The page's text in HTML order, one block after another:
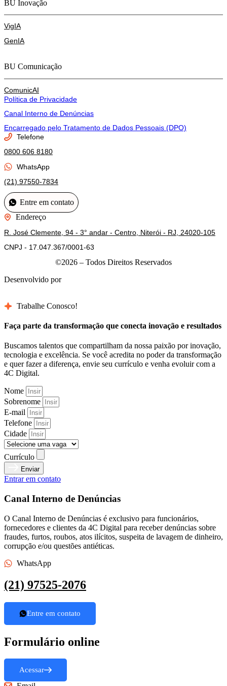
BU Inovação
VigIA
GenIA
BU Comunicação
ComunicAI
Política de Privacidade
Canal Interno de Denúncias
Encarregado pelo Tratamento de Dados Pessoais (DPO)
Telefone
0800 606 8180
WhatsApp
(21) 97550-7834
Entre em contato
Endereço
R. José Clemente, 94 - 3° andar - Centro, Niterói - RJ, 24020-105
CNPJ - 17.047.367/0001-63
©2026 – Todos Direitos Reservados
Desenvolvido por
Trabalhe Conosco!
Faça parte da transformação que conecta inovação e resultados
Buscamos talentos que compartilham da nossa paixão por inovação,
tecnologia e excelência. Se você acredita no poder da transformação
e quer fazer a diferença, envie seu currículo e venha evoluir com a
4C Digital.
Nome
Sobrenome
E-mail
Telefone
Cidade
Currículo
Enviar
Entrar em contato
Canal Interno de Denúncias
O Canal Interno de Denúncias é exclusivo para funcionários,
fornecedores e clientes da 4C Digital para receber denúncias sobre
fraudes, furtos, roubos, atos ilícitos, suspeita de lavagem de dinheiro,
corrupção e/ou questões antiéticas.
WhatsApp
(21) 97525-2076
Entre em contato
Formulário online
Acessar